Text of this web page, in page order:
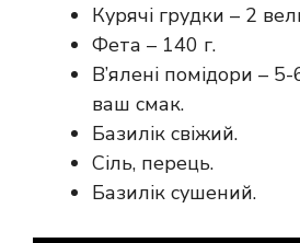
Курячі грудки – 2
Фета – 140 г.
В’ялені помідори –
ваш смак.
Базилік свіжий.
Сіль, перець.
Базилік сушений.